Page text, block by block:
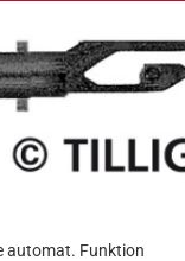
automat. Funktion